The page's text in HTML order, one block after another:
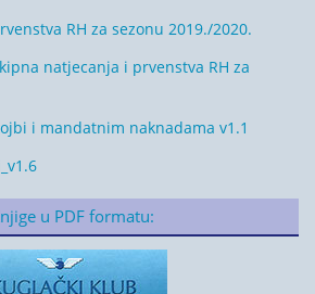
RH za sezonu 2019./2020.
natjecanja i prvenstva RH za
i mandatnim naknadama v1.1
u PDF formatu: